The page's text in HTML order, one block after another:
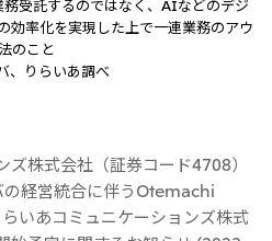
務受託するのではなく、AIなどのデジ
効率化を実現した上で一連業務のアウ
のこと
、りらいあ調べ
株式会社（証券コード4708）
経営統合に伴うOtemachi
いあコミュニケーションズ株式